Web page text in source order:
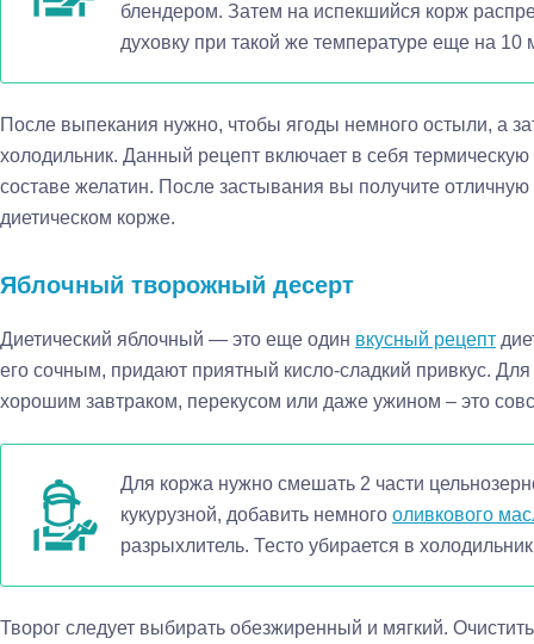
блендером. Затем на испекшийся корж
духовку при такой же температуре еще на 10
После выпекания нужно, чтобы ягоды немного остыли, а
холодильник. Данный рецепт включает в себя
составе желатин. После застывания вы получите
диетическом корже.
Яблочный творожный десерт
Диетический яблочный — это еще один вкусный рецепт
его сочным, придают приятный кисло-сладкий привкус. Для
хорошим завтраком, перекусом или даже ужином – это
Для коржа нужно смешать 2 части
кукурузной, добавить немного оливкового
разрыхлитель. Тесто убирается в
Творог следует выбирать обезжиренный и мягкий.